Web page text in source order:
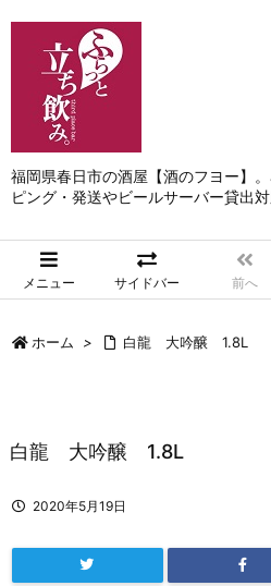
福岡県春日市の酒屋【酒のフヨー】
ピング・発送やビールサーバー貸出
メニュー サイドバー 前へ
ホーム > 白龍 大吟醸 1.8L
白龍 大吟醸 1.8L
2020年5月19日